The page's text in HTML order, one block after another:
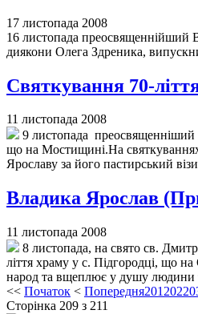
17 листопада 2008
16 листопада преосвященнійший
диякони Олега Здреника,
Святкування 70-
11 листопада 2008
9 листопада преосвященніший
що на Мостищині.На святкуваннях
Ярославу за його пастирський
Владика Ярослав
11 листопада 2008
8 листопада, на свято св.
ліття храму у с. Підгородці, що
народ та вщеплює у душу людини
<< Початок < Попередня201 202
Сторінка 209 з 211